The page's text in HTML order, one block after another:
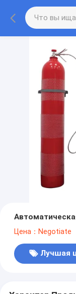
Цена：Negotiate
Лучшая